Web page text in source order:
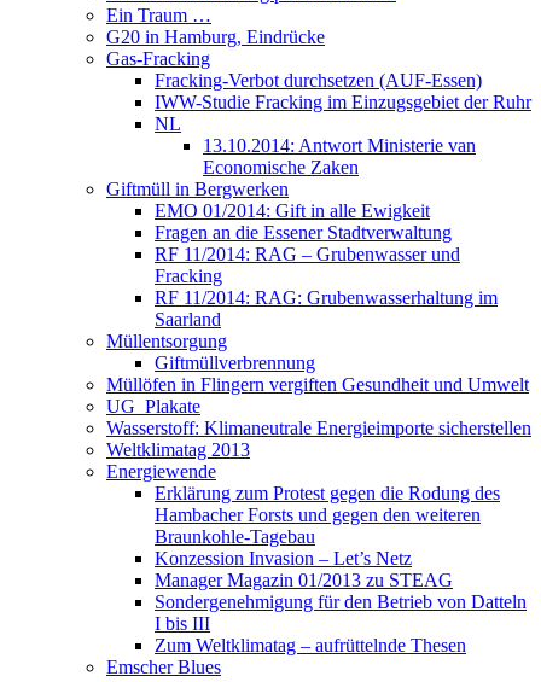
Ein Traum …
G20 in Hamburg, Eindrücke
Gas-Fracking
Fracking-Verbot durchsetzen (AUF-Essen)
IWW-Studie Fracking im Einzugsgebiet der Ruhr
NL
13.10.2014: Antwort Ministerie van
Economische Zaken
Giftmüll in Bergwerken
EMO 01/2014: Gift in alle Ewigkeit
Fragen an die Essener Stadtverwaltung
RF 11/2014: RAG – Grubenwasser und
Fracking
RF 11/2014: RAG: Grubenwasserhaltung im
Saarland
Müllentsorgung
Giftmüllverbrennung
Müllöfen in Flingern vergiften Gesundheit und Umwelt
UG_Plakate
Wasserstoff: Klimaneutrale Energieimporte sicherstellen
Weltklimatag 2013
Energiewende
Erklärung zum Protest gegen die Rodung des
Hambacher Forsts und gegen den weiteren
Braunkohle-Tagebau
Konzession Invasion – Let’s Netz
Manager Magazin 01/2013 zu STEAG
Sondergenehmigung für den Betrieb von Datteln
I bis III
Zum Weltklimatag – aufrüttelnde Thesen
Emscher Blues